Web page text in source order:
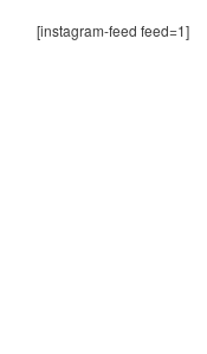
[instagram-feed feed=1]